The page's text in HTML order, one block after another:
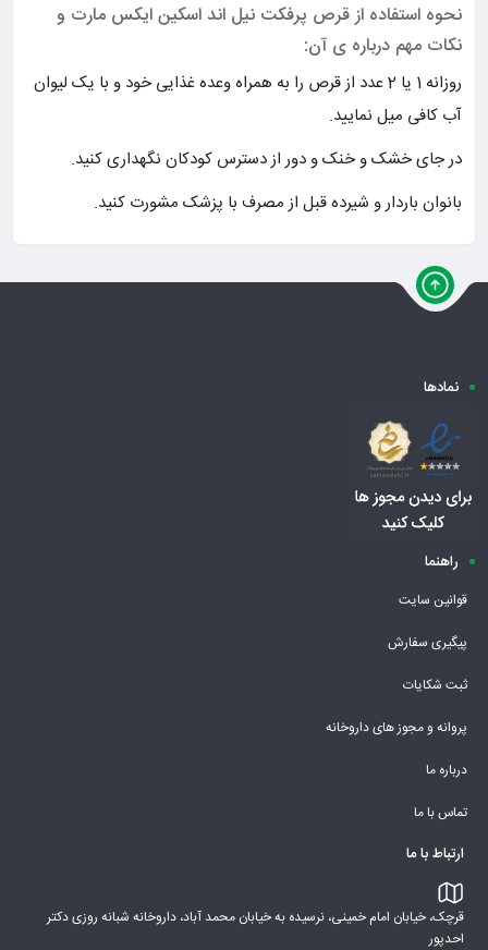
نحوه استفاده از قرص پرفکت نیل اند اسکین ایکس مارت و
نکات مهم درباره ی آن:
روزانه 1 یا 2 عدد از قرص را به همراه وعده غذایی خود و با یک لیوان
آب کافی میل نمایید.
در جای خشک و خنک و دور از دسترس کودکان نگهداری کنید.
بانوان باردار و شیرده قبل از مصرف با پزشک مشورت کنید.
نمادها
راهنما
قوانین سایت
پیگیری سفارش
ثبت شکایات
پروانه و مجوز های داروخانه
درباره ما
تماس با ما
ارتباط با ما
قرچک، خیابان امام خمینی، نرسیده به خیابان محمد آباد، داروخانه شبانه روزی دکتر
احدپور